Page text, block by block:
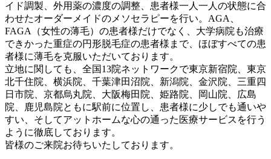
イド調製、外用薬の濃度の調整、患者様一人一人の状態に合
わせたオーダーメイドのメソセラピーを行い。AGA、
FAGA（女性の薄毛）の患者様だけでなく、大学病院も治療
できかった重症の円形脱毛症の患者様まで、ほぼすべての患
者様に薄毛を克服いただいております。
立地に関しても、全国13院ネットワークで東京新宿院、東京
北千住院、横浜院、千葉津田沼院、新潟院、金沢院、三重四
日市院、京都烏丸院、大阪梅田院、姫路院、岡山院、広島
院、鹿児島院ともに駅前に位置し、患者様に少しでも通いや
すい、そしてアットホームな心の通った医療サービスを行う
ように徹底しております。
皆様のご来院お待ちいたしております。